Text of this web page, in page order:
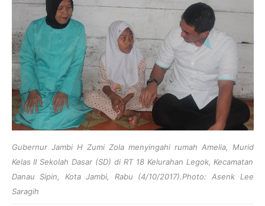
Gubernur Jambi H Zumi Zola menyingahi rumah Amelia, Murid
Kelas II Sekolah Dasar (SD) di RT 18 Kelurahan Legok, Kecamatan
Danau Sipin, Kota Jambi, Rabu (4/10/2017).Photo: Asenk Lee
Saragih